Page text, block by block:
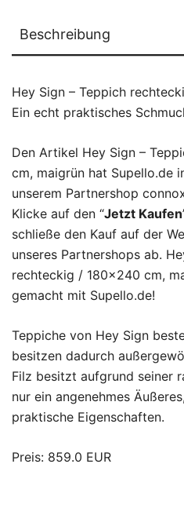
Beschreibung
Hey Sign – Teppich
Ein echt praktisches
Den Artikel Hey Sign –
cm, maigrün hat Supello.de
unserem Partnershop
Klicke auf den “Jetzt Kaufen
schließe den Kauf auf der
unseres Partnershops ab.
rechteckig / 180×240 cm,
gemacht mit Supello.de!
Teppiche von Hey Sign
besitzen dadurch
Filz besitzt aufgrund seiner
nur ein angenehmes
praktische Eigenschaften.
Preis: 859.0 EUR